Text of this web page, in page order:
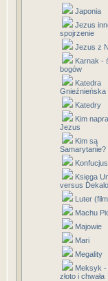
Japonia
Jezus
spojrzenie
Jezus z
Karnak -
bogów
Katedra
Gnieźnieńska
Katedry
Kim
Jezus
Kim są
Samarytanie?
Księga
versus
Luter
Machu
Majowie
Mari
Megality
Meksyk -
złoto i chwała